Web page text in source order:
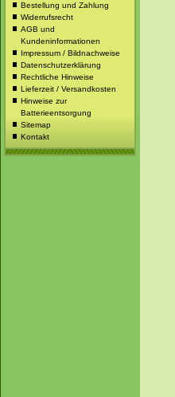
Bestellung und Zahlung
Widerrufsrecht
AGB und
Kundeninformationen
Impressum / Bildnachweise
Datenschutzerklärung
Rechtliche Hinweise
Lieferzeit / Versandkosten
Hinweise zur
Batterieentsorgung
Sitemap
Kontakt